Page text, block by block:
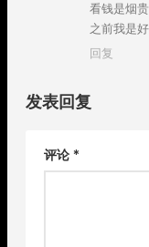
看钱是烟
之前我是
回复
发表回复
评论 *